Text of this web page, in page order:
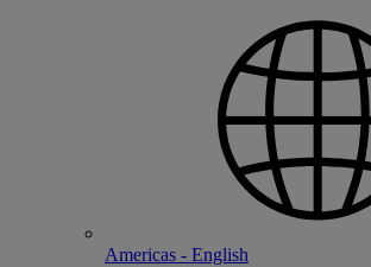
Americas - English